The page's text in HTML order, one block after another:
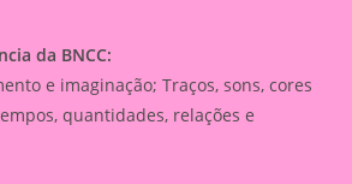
da BNCC:
e imaginação; Traços, sons, cores
quantidades, relações e